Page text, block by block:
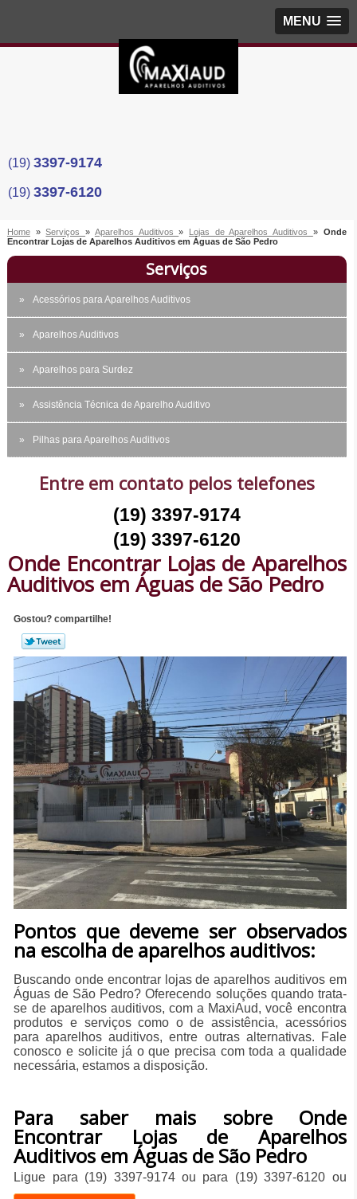
MENU
(19) 3397-9174
(19) 3397-6120
Home »Serviços» Aparelhos Auditivos» Lojas de Aparelhos Auditivos » Onde
Encontrar Lojas de Aparelhos Auditivos em Águas de São Pedro
Serviços
Acessórios para Aparelhos Auditivos
Aparelhos Auditivos
Aparelhos para Surdez
Assistência Técnica de Aparelho Auditivo
Pilhas para Aparelhos Auditivos
Entre em contato pelos telefones
(19) 3397-9174
(19) 3397-6120
Onde Encontrar Lojas de Aparelhos
Auditivos em Águas de São Pedro
Gostou? compartilhe!
Pontos que deveme ser observados
na escolha de aparelhos auditivos:
Buscando onde encontrar lojas de aparelhos auditivos em
Águas de São Pedro? Oferecendo soluções quando trata-
se de aparelhos auditivos, com a MaxiAud, você encontra
produtos e serviços como o de assistência, acessórios
para aparelhos auditivos, entre outras alternativas. Fale
conosco e solicite já o que precisa com toda a qualidade
necessária, estamos a disposição.
Para saber mais sobre Onde
Encontrar Lojas de Aparelhos
Auditivos em Águas de São Pedro
Ligue para (19) 3397-9174ou para (19) 3397-6120 ou